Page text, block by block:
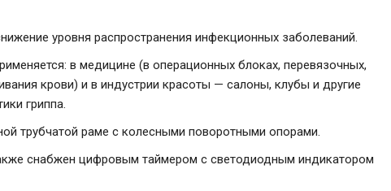
уровня распространения инфекционных заболеваний.
в медицине (в операционных блоках, перевязочных,
крови) и в индустрии красоты — салоны, клубы и другие
гриппа.
трубчатой раме с колесными поворотными опорами.
снабжен цифровым таймером с светодиодным индикатором